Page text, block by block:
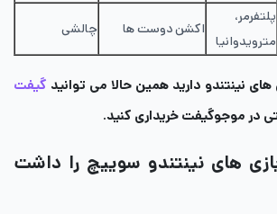
پلتفرمر،
مترویدوانیا
اکشن دوست ها چالشی
های نینتندو دارید همین حالا می توانید گیفت
در موجوگیفت خریداری کنید.
های نینتندو سوییچ را داشت